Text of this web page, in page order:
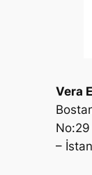
Vera
–